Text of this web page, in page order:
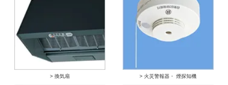
> 換気扇 > 火災警報器・ 煙探知機